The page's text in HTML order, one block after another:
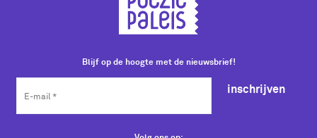
Blijf op de hoogte met de nieuwsbrief!
inschrijven